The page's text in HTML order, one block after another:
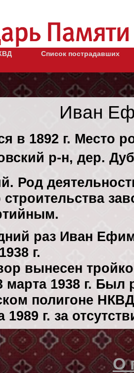
Список пострадавших
Иван
в 1892 г. Место
р-н, дер.
Род
строительства
раз Иван
г.
вынесен
марта 1938 г. Был
полигоне
1989 г. за
О